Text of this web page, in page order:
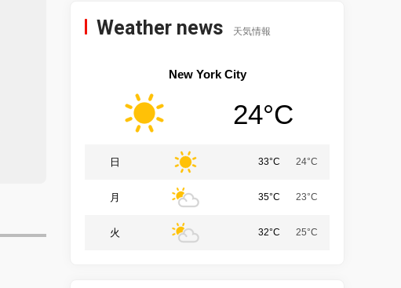
Weather news 天気情報
New York City
24°C
日 33°C 24°C
月 35°C 23°C
火 32°C 25°C